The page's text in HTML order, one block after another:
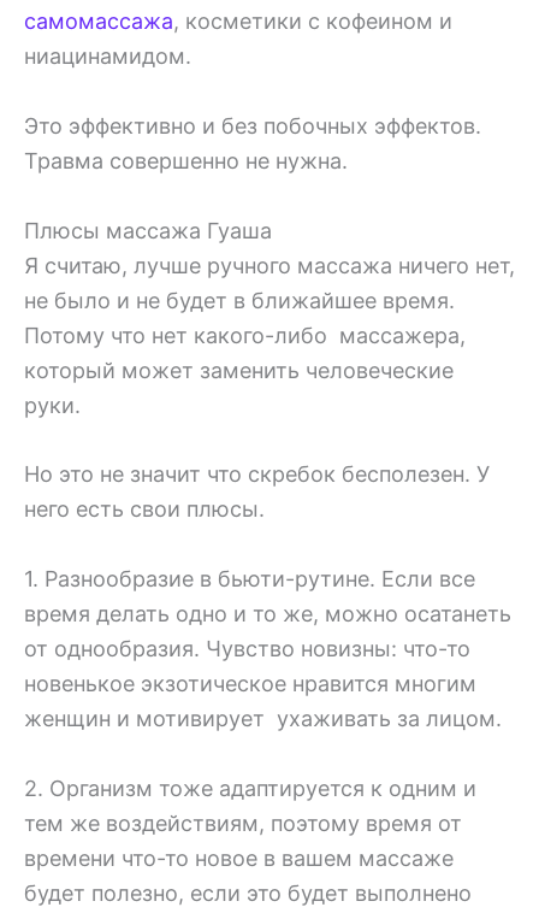
самомассажа, косметики с кофеином и
ниацинамидом.
Это эффективно и без побочных эффектов.
Травма совершенно не нужна.
Плюсы массажа Гуаша
Я считаю, лучше ручного массажа ничего нет,
не было и не будет в ближайшее время.
Потому что нет какого-либо массажера,
который может заменить человеческие
руки.
Но это не значит что скребок бесполезен. У
него есть свои плюсы.
1. Разнообразие в бьюти-рутине. Если все
время делать одно и то же, можно осатанеть
от однообразия. Чувство новизны: что-то
новенькое экзотическое нравится многим
женщин и мотивирует ухаживать за лицом.
2. Организм тоже адаптируется к одним и
тем же воздействиям, поэтому время от
времени что-то новое в вашем массаже
будет полезно, если это будет выполнено